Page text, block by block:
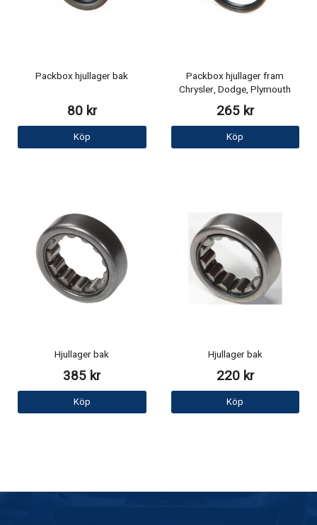
Packbox hjullager bak
80 kr
Köp
Packbox hjullager fram
Chrysler, Dodge, Plymouth
265 kr
Köp
Hjullager bak
385 kr
Köp
Hjullager bak
220 kr
Köp